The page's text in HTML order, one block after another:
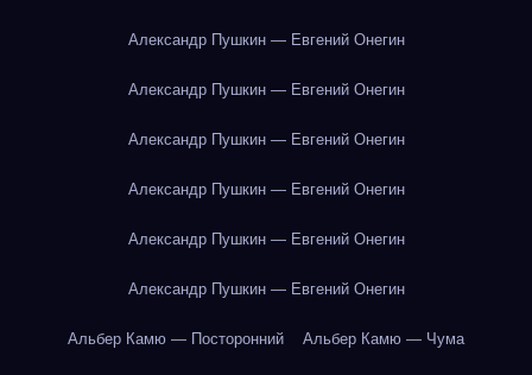
Александр Пушкин — Евгений Онегин
Александр Пушкин — Евгений Онегин
Александр Пушкин — Евгений Онегин
Александр Пушкин — Евгений Онегин
Александр Пушкин — Евгений Онегин
Александр Пушкин — Евгений Онегин
Альбер Камю — Посторонний Альбер Камю — Чума